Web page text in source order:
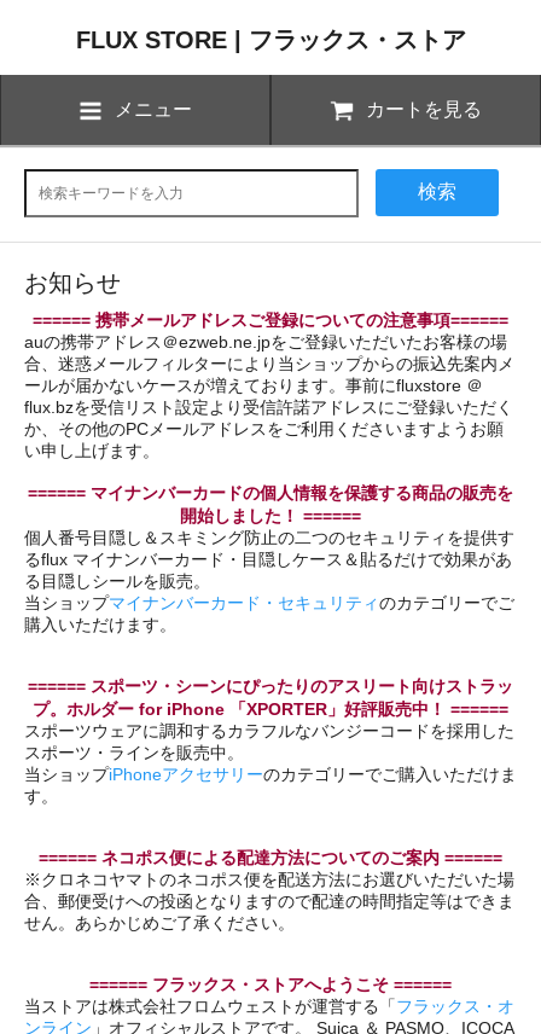
FLUX STORE | フラックス・ストア
メニュー カートを見る
検索
お知らせ
====== 携帯メールアドレスご登録についての注意事項======
auの携帯アドレス＠ezweb.ne.jpをご登録いただいたお客様の場
合、迷惑メールフィルターにより当ショップからの振込先案内メ
ールが届かないケースが増えております。事前にfluxstore ＠
flux.bzを受信リスト設定より受信許諾アドレスにご登録いただく
か、その他のPCメールアドレスをご利用くださいますようお願
い申し上げます。
====== マイナンバーカードの個人情報を保護する商品の販売を
開始しました！ ======
個人番号目隠し＆スキミング防止の二つのセキュリティを提供す
るflux マイナンバーカード・目隠しケース＆貼るだけで効果があ
る目隠しシールを販売。
当ショップマイナンバーカード・セキュリティのカテゴリーでご
購入いただけます。
====== スポーツ・シーンにぴったりのアスリート向けストラッ
プ。ホルダー for iPhone 「XPORTER」好評販売中！ ======
スポーツウェアに調和するカラフルなバンジーコードを採用した
スポーツ・ラインを販売中。
当ショップiPhoneアクセサリーのカテゴリーでご購入いただけま
す。
====== ネコポス便による配達方法についてのご案内 ======
※クロネコヤマトのネコポス便を配送方法にお選びいただいた場
合、郵便受けへの投函となりますので配達の時間指定等はできま
せん。あらかじめご了承ください。
====== フラックス・ストアへようこそ ======
当ストアは株式会社フロムウェストが運営する「フラックス・オ
ンライン 」オフィシャルストアです。 Suica ＆ PASMO、ICOCA